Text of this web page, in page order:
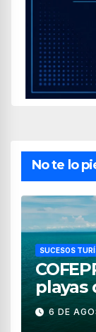
No te lo
SUCESOS
playas
para
6 DE